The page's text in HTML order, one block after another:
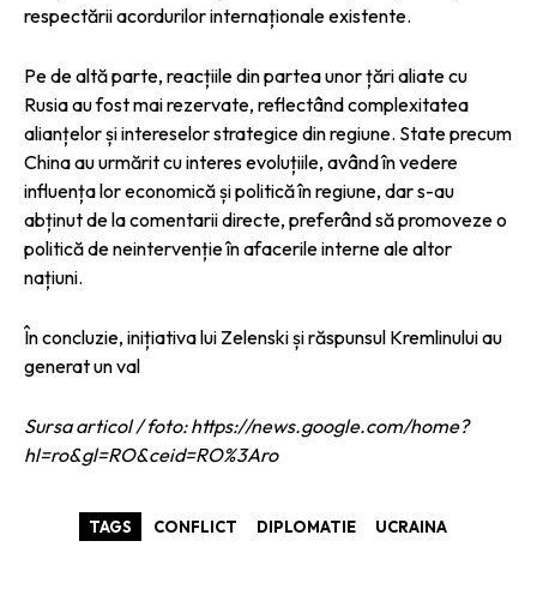
respectării acordurilor internaționale existente.
Pe de altă parte, reacțiile din partea unor țări aliate cu
Rusia au fost mai rezervate, reflectând complexitatea
alianțelor și intereselor strategice din regiune. State precum
China au urmărit cu interes evoluțiile, având în vedere
influența lor economică și politică în regiune, dar s-au
abținut de la comentarii directe, preferând să promoveze o
politică de neintervenție în afacerile interne ale altor
națiuni.
În concluzie, inițiativa lui Zelenski și răspunsul Kremlinului au
generat un val
Sursa articol / foto: https://news.google.com/home?
hl=ro&gl=RO&ceid=RO%3Aro
TAGS CONFLICT DIPLOMATIE UCRAINA